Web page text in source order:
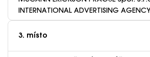
INTERNATIONAL ADVERTISING
3. místo